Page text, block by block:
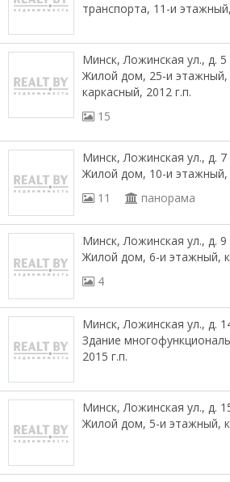
транспорта, 11-и
Минск, Ложинская ул., д. 5
Жилой дом, 25-и
каркасный, 2012 г.п.
15
Минск, Ложинская ул., д. 7
Жилой дом, 10-и этажный,
11
панорама
Минск, Ложинская ул., д. 9
Жилой дом, 6-и этажный,
4
Минск, Ложинская ул., д.
Здание
2015 г.п.
Минск, Ложинская ул., д.
Жилой дом, 5-и этажный,